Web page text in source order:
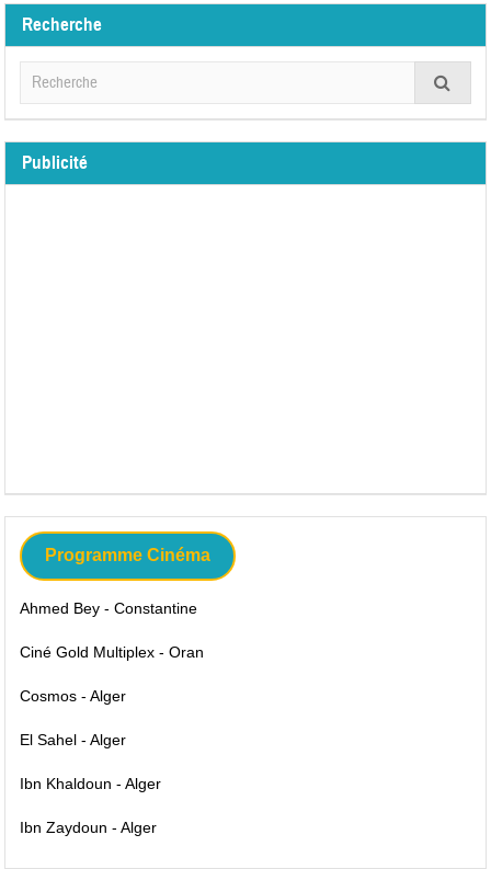
Recherche
Publicité
Programme Cinéma
Ahmed Bey - Constantine
Ciné Gold Multiplex - Oran
Cosmos - Alger
El Sahel - Alger
Ibn Khaldoun - Alger
Ibn Zaydoun - Alger